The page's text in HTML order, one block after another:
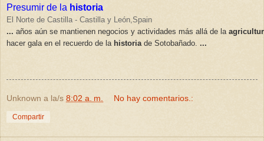
Presumir de la historia
El Norte de Castilla - Castilla y León,Spain
... años aún se mantienen negocios y actividades más allá de la
hacer gala en el recuerdo de la historiade Sotobañado. ...
Unknown a la/s 8:02 a. m. No hay comentarios.:
Compartir